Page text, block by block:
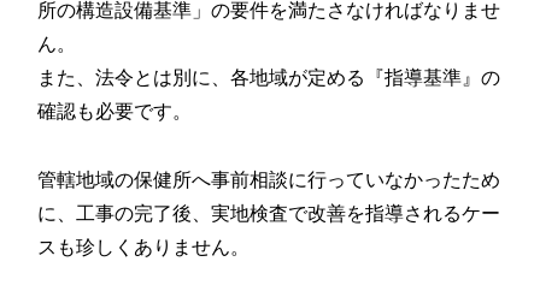
所の構造設備基準」の要件を満たさなければなりませ
ん。
また、法令とは別に、各地域が定める『指導基準』の
確認も必要です。
管轄地域の保健所へ事前相談に行っていなかったため
に、工事の完了後、実地検査で改善を指導されるケー
スも珍しくありません。